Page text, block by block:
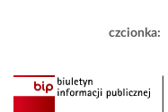
czcionka: